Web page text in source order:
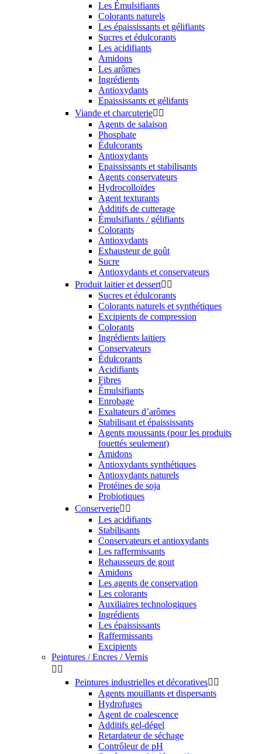
Les Émulsifiants
Colorants naturels
Les épaississants et gélifiants
Sucres et édulcorants
Les acidifiants
Amidons
Les arômes
Ingrédients
Antioxydants
Epaississants et gélifants
Viande et charcuterie 
Agents de salaison
Phosphate
Édulcorants
Antioxydants
Epaississants et stabilisants
Agents conservateurs
Hydrocolloïdes
Agent texturants
Additifs de cutterage
Émulsifiants / gélifiants
Colorants
Antioxydants
Exhausteur de goût
Sucre
Antioxydants et conservateurs
Produit laitier et dessert 
Sucres et édulcorants
Colorants naturels et synthétiques
Excipients de compression
Colorants
Ingrédients laitiers
Conservateurs
Édulcorants
Acidifiants
Fibres
Émulsifiants
Enrobage
Exaltateurs d’arômes
Stabilisant et épaississants
Agents moussants (pour les produits
fouettés seulement)
Amidons
Antioxydants synthétiques
Antioxydants naturels
Protéines de soja
Probiotiques
Conserverie 
Les acidifiants
Stabilisants
Conservateurs et antioxydants
Les raffermissants
Rehausseurs de gout
Amidons
Les agents de conservation
Les colorants
Auxiliaires technologiques
Ingrédients
Les épaississants
Raffermissants
Excipients
Peintures / Encres / Vernis
 
Peintures industrielles et décoratives 
Agents mouillants et dispersants
Hydrofuges
Agent de coalescence
Additifs gel-dégel
Retardateur de séchage
Contrôleur de pH